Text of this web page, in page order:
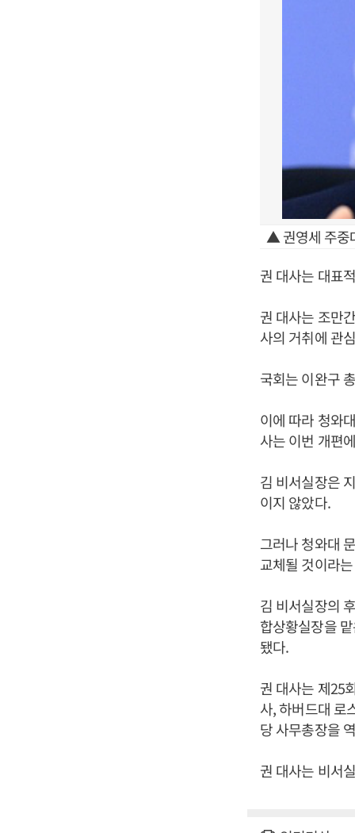
▲ 권영세 주중
권 대사는 대표
권 대사는 조만
사의 거취에 관
국회는 이완구
이에 따라 청와
사는 이번 개편
김 비서실장은
이지 않았다.
그러나 청와대
교체될 것이라
김 비서실장의
합상황실장을
됐다.
권 대사는 제25
사, 하버드대 로
당 사무총장을
권 대사는 비서